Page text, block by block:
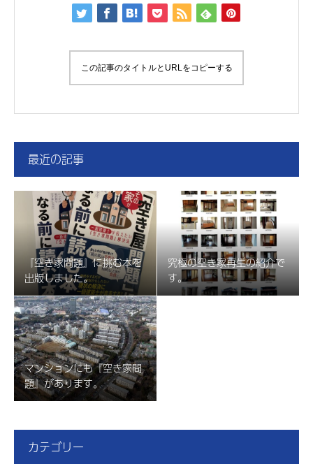
この記事のタイトルとURLをコピーする
最近の記事
『空き家問題』に挑む本を
出版しました。
究極の空き家再生の紹介で
す。
マンションにも『空き家問
題』があります。
カテゴリー